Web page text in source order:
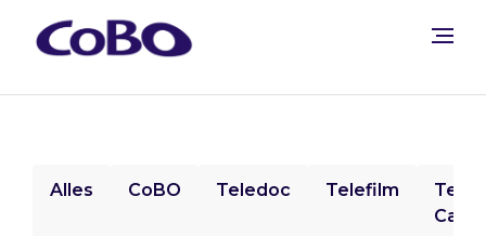
Alles CoBO Teledoc Telefilm